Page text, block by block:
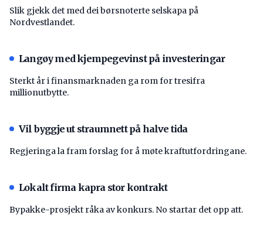
Slik gjekk det med dei børsnoterte selskapa på
Nordvestlandet.
Langøy med kjempegevinst på investeringar
Sterkt år i finansmarknaden ga rom for tresifra
millionutbytte.
Vil byggje ut straumnett på halve tida
Regjeringa la fram forslag for å møte kraftutfordringane.
Lokalt firma kapra stor kontrakt
Bypakke-prosjekt råka av konkurs. No startar det opp att.